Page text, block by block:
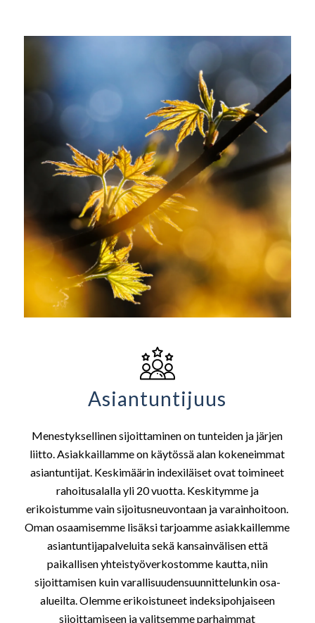
Asiantuntijuus
Menestyksellinen sijoittaminen on tunteiden ja järjen
liitto. Asiakkaillamme on käytössä alan kokeneimmat
asiantuntijat. Keskimäärin indexiläiset ovat toimineet
rahoitusalalla yli 20 vuotta. Keskitymme ja
erikoistumme vain sijoitusneuvontaan ja varainhoitoon.
Oman osaamisemme lisäksi tarjoamme asiakkaillemme
asiantuntijapalveluita sekä kansainvälisen että
paikallisen yhteistyöverkostomme kautta, niin
sijoittamisen kuin varallisuudensuunnittelunkin osa-
alueilta. Olemme erikoistuneet indeksipohjaiseen
sijoittamiseen ja valitsemme parhaimmat